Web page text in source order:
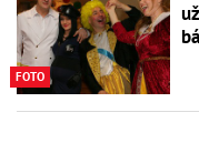
FOTO